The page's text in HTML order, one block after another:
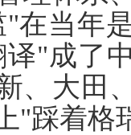
当年
"成了
、大田
"踩着格